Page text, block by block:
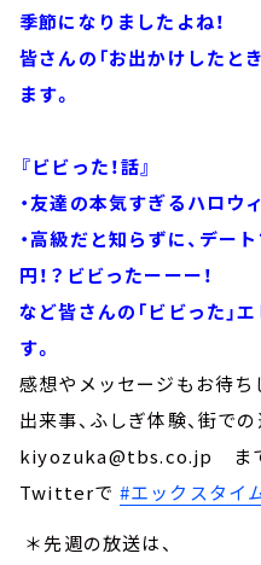
季節になりましたよね！
皆さんの「お出かけしたと
ます。
『ビビった！話』
・友達の本気すぎるハロウ
・高級だと知らずに、デー
円！？ビビったーーー！
など皆さんの「ビビった」
す。
感想やメッセージもお待ち
出来事、ふしぎ体験、街で
kiyozuka@tbs.co.jp まで
Twitterで #エックスタイ
＊先週の放送は、